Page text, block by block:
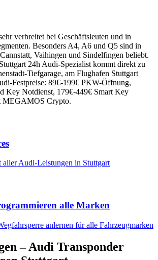
verbreitet bei Geschäftsleuten und in
Besonders A4, A6 und Q5 sind in
Vaihingen und Sindelfingen beliebt.
24h Audi-Spezialist kommt direkt zu
Tiefgarage, am Flughafen Stuttgart
Festpreise: 89€-199€ PKW-Öffnung,
Key Notdienst, 179€-449€ Smart Key
MEGAMOS Crypto.
allerAudi-Leistungen in Stuttgart
alle Marken
anlernen für alle Fahrzeugmarken
–Audi Transponder